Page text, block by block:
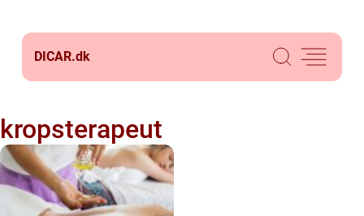
DICAR.dk
kropsterapeut